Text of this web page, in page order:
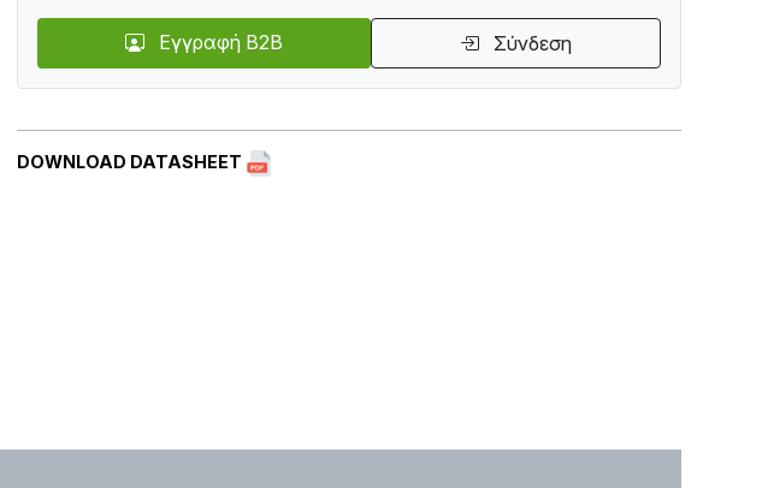
DOWNLOAD DATASHEET
Εγγραφή B2B Σύνδεση